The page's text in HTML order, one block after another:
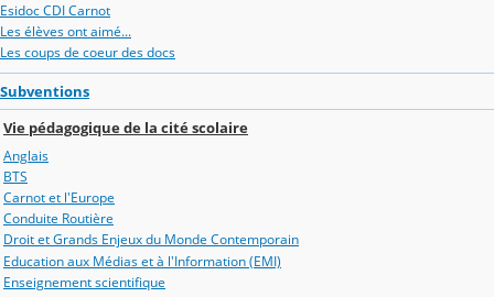
Esidoc CDI Carnot
Les élèves ont aimé...
Les coups de coeur des docs
Subventions
Vie pédagogique de la cité scolaire
Anglais
BTS
Carnot et l'Europe
Conduite Routière
Droit et Grands Enjeux du Monde Contemporain
Education aux Médias et à l'Information (EMI)
Enseignement scientifique